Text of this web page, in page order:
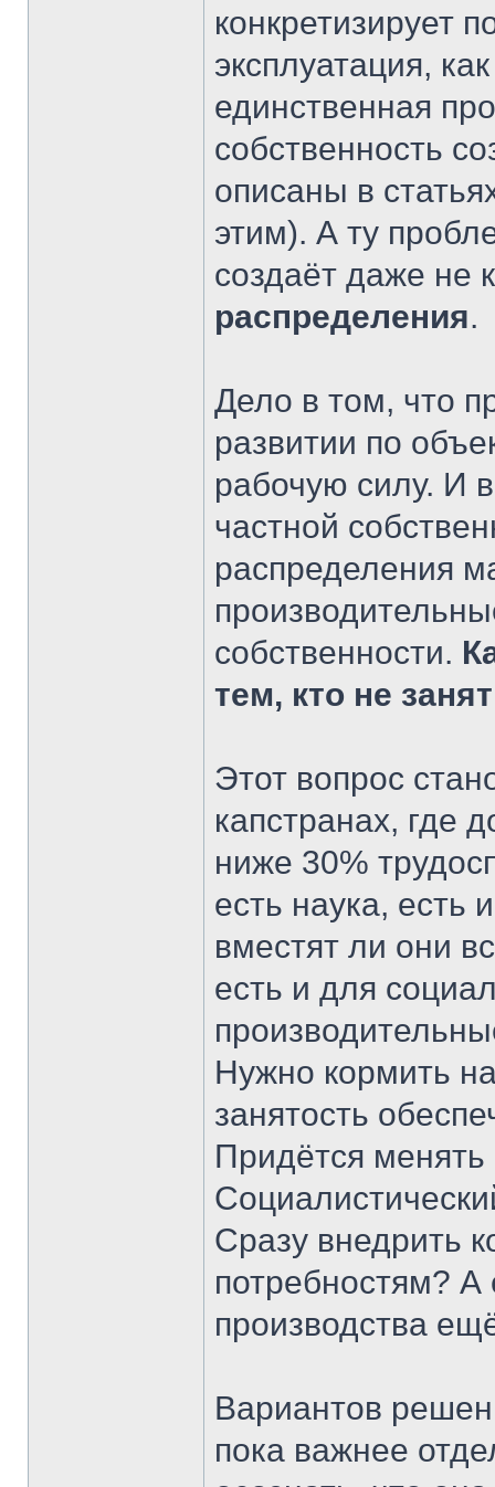
конкретизирует
эксплуатация,
единственная
собственность
описаны в
этим). А ту
создаёт даже не
распределения.
Дело в том, что
развитии по
рабочую силу. И
частной
распределения
собственности.
тем, кто не
Этот вопрос
капстранах, где
ниже 30%
есть наука, есть
вместят ли они
есть и для
Нужно кормить
занятость
Придётся
Сразу внедрить
потребностям?
производства
Вариантов
пока важнее